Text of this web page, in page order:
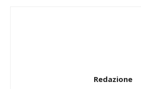
Redazione